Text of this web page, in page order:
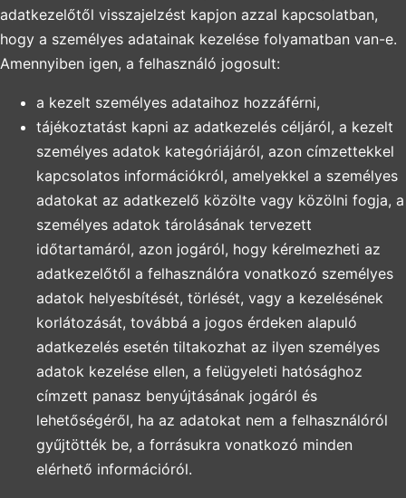
adatkezelőtől visszajelzést kapjon azzal kapcsolatban,
hogy a személyes adatainak kezelése folyamatban van-e.
Amennyiben igen, a felhasználó jogosult:
a kezelt személyes adataihoz hozzáférni,
tájékoztatást kapni az adatkezelés céljáról, a kezelt
személyes adatok kategóriájáról, azon címzettekkel
kapcsolatos információkról, amelyekkel a személyes
adatokat az adatkezelő közölte vagy közölni fogja, a
személyes adatok tárolásának tervezett
időtartamáról, azon jogáról, hogy kérelmezheti az
adatkezelőtől a felhasználóra vonatkozó személyes
adatok helyesbítését, törlését, vagy a kezelésének
korlátozását, továbbá a jogos érdeken alapuló
adatkezelés esetén tiltakozhat az ilyen személyes
adatok kezelése ellen, a felügyeleti hatósághoz
címzett panasz benyújtásának jogáról és
lehetőségéről, ha az adatokat nem a felhasználóról
gyűjtötték be, a forrásukra vonatkozó minden
elérhető információról.